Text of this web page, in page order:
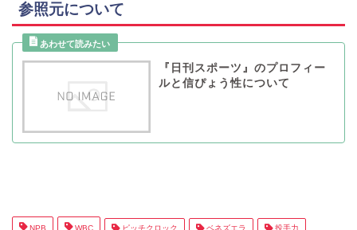
参照元について
『日刊スポーツ』のプロフィー
ルと信ぴょう性について
NPB WBC ピッチクロック ベネズエラ 投手力